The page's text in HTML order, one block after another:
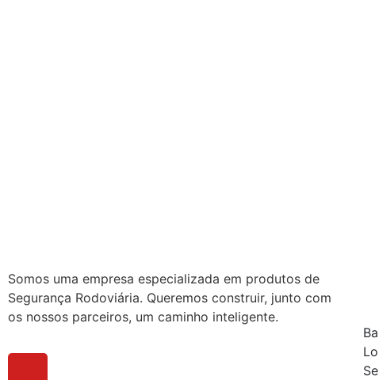
Somos uma empresa especializada em produtos de
Segurança Rodoviária. Queremos construir, junto com
os nossos parceiros, um caminho inteligente.